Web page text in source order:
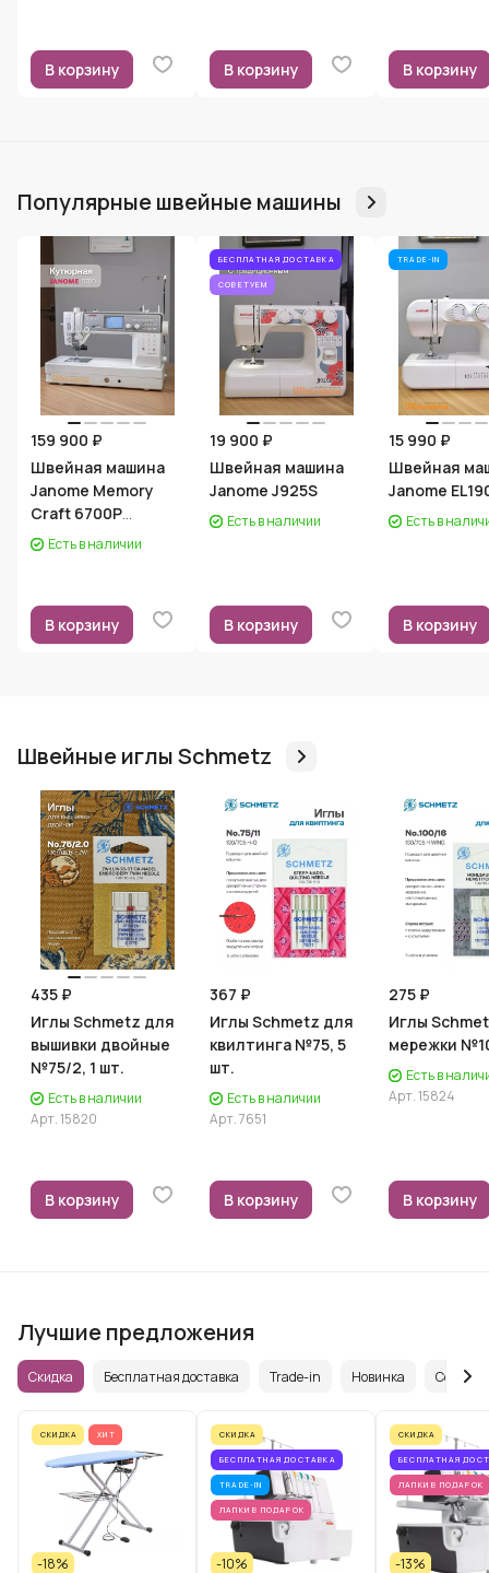
В корзину В корзину В корзину
Популярные швейные машины
159 900 ₽
Швейная машина
Janome Memory
Craft 6700P
Professional
Есть в наличии
В корзину
БЕСПЛАТНАЯ ДОСТАВКА
СОВЕТУЕМ
19 900 ₽
Швейная машина
Janome J925S
Есть в наличии
В корзину
TRADE-IN
15 990 ₽
Швейная
Janome
Есть в
В корзину
Швейные иглы Schmetz
435 ₽
Иглы Schmetz для
вышивки двойные
№75/2, 1 шт.
Есть в наличии
Арт.15820
В корзину
367 ₽
Иглы Schmetz для
квилтинга №75, 5
шт.
Есть в наличии
Арт.7651
В корзину
275 ₽
Иглы Schmetz
мережки
Есть в
Арт.15824
В корзину
Лучшие предложения
Скидка Бесплатная доставка Trade-in Новинка
СКИДКА ХИТ
-18%
СКИДКА
БЕСПЛАТНАЯ ДОСТАВКА
TRADE-IN
ЛАПКИ В ПОДАРОК
-10%
СКИДКА
БЕСПЛАТНАЯ
ЛАПКИ В ПОДАРОК
-13%